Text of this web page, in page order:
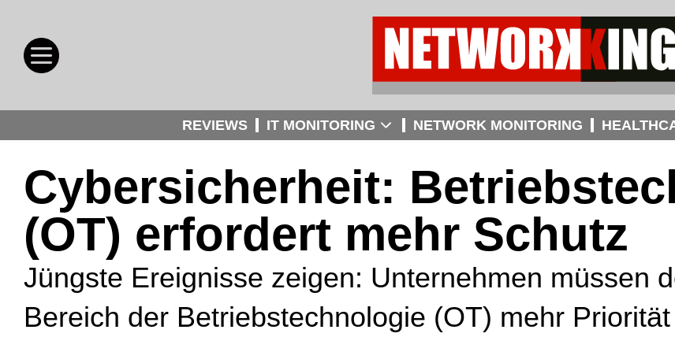
REVIEWS IT MONITORING NETWORK MONITORING
Cybersicherheit:
(OT) erfordert mehr Schutz
Jüngste Ereignisse zeigen: Unternehmen müssen
Bereich der Betriebstechnologie (OT) mehr